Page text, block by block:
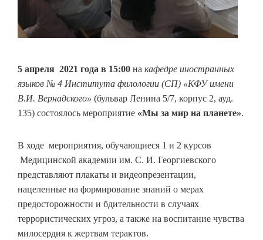
5 апреля 2021 года в 15:00 на кафедре иностранных
языков № 4 Института филологии (СП) «КФУ имени
В.И. Вернадского» (бульвар Ленина 5/7, корпус 2, ауд.
135) состоялось мероприятие «Мы за мир на планете».
В ходе мероприятия, обучающиеся 1 и 2 курсов
Медицинской академии им. С. И. Георгиевского
представляют плакаты и видеопрезентации,
нацеленные на формирование знаний о мерах
предосторожности и бдительности в случаях
террористических угроз, а также на воспитание чувства
милосердия к жертвам терактов.